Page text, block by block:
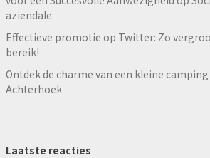
aziendale
Effectieve promotie op Twitter: Zo
bereik!
Ontdek de charme van een kleine camping
Achterhoek
Laatste reacties